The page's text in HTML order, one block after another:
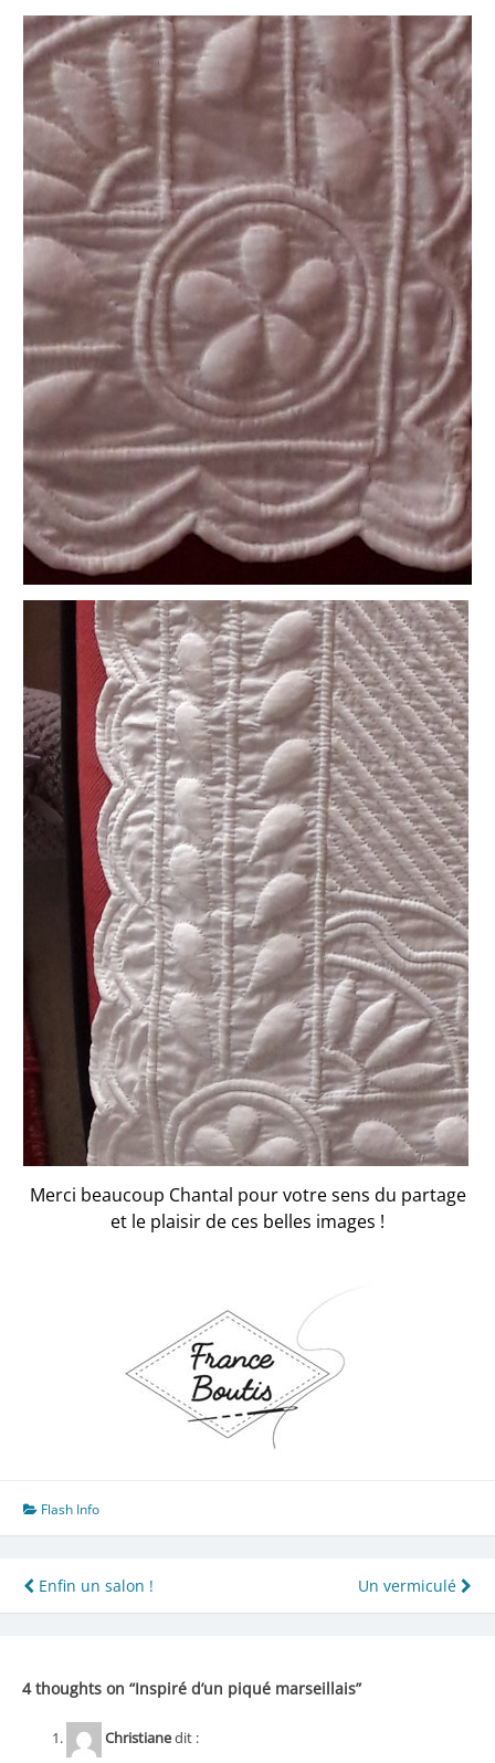
Merci beaucoup Chantal pour votre sens du partage
et le plaisir de ces belles images !
Flash Info
Navigation
de
Enfin un salon ! Un vermiculé
4 thoughts on “Inspiré d’un piqué marseillais”
Christianedit :